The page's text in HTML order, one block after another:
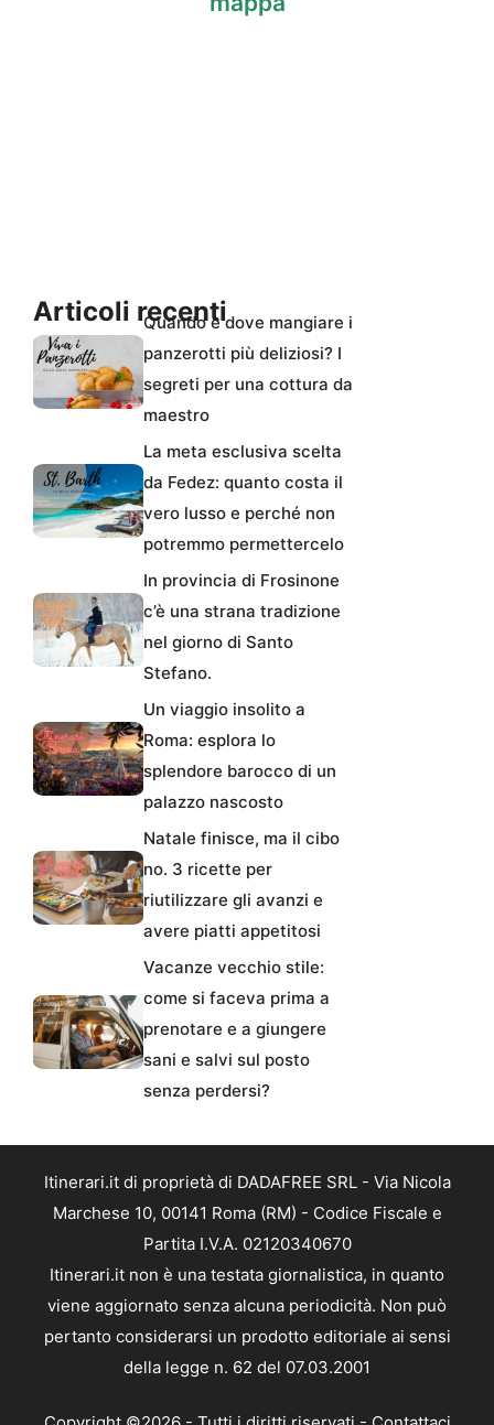
Articoli recentiQuando e dove mangiare i
panzerotti più deliziosi? I
segreti per una cottura da
maestro
La meta esclusiva scelta
da Fedez: quanto costa il
vero lusso e perché non
potremmo permettercelo
In provincia di Frosinone
c’è una strana tradizione
nel giorno di Santo
Stefano.
Un viaggio insolito a
Roma: esplora lo
splendore barocco di un
palazzo nascosto
Natale finisce, ma il cibo
no. 3 ricette per
riutilizzare gli avanzi e
avere piatti appetitosi
Vacanze vecchio stile:
come si faceva prima a
prenotare e a giungere
sani e salvi sul posto
senza perdersi?
Itinerari.it di proprietà di DADAFREE SRL - Via Nicola
Marchese 10, 00141 Roma (RM) - Codice Fiscale e
Partita I.V.A. 02120340670
Itinerari.it non è una testata giornalistica, in quanto
viene aggiornato senza alcuna periodicità. Non può
pertanto considerarsi un prodotto editoriale ai sensi
della legge n. 62 del 07.03.2001